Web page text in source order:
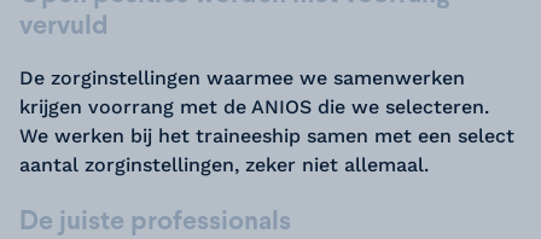
vervuld
De zorginstellingen waarmee we samenwerken
krijgen voorrang met de ANIOS die we selecteren.
We werken bij het traineeship samen met een select
aantal zorginstellingen, zeker niet allemaal.
De juiste professionals